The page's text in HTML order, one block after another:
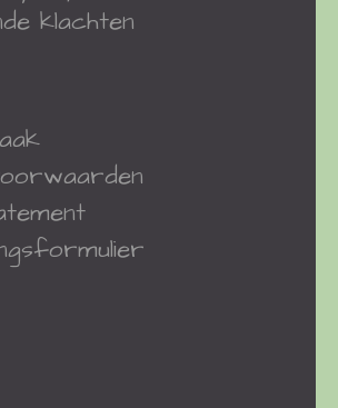
klachten